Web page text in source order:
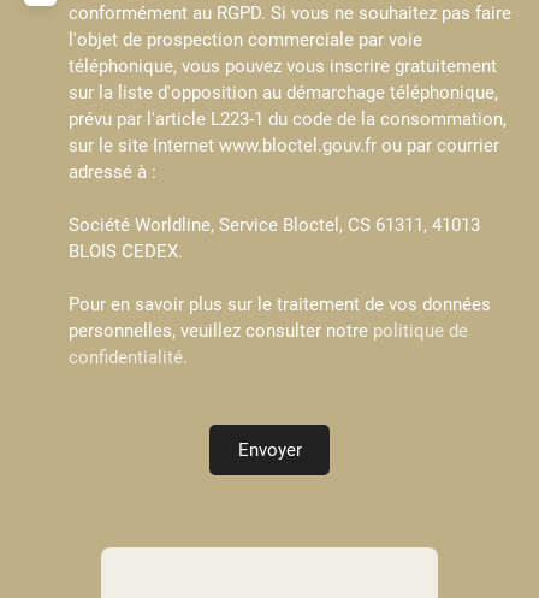
conformément au RGPD. Si vous ne souhaitez pas faire
l'objet de prospection commerciale par voie
téléphonique, vous pouvez vous inscrire gratuitement
sur la liste d'opposition au démarchage téléphonique,
prévu par l'article L223-1 du code de la consommation,
sur le site Internet www.bloctel.gouv.fr ou par courrier
adressé à :
Société Worldline, Service Bloctel, CS 61311, 41013
BLOIS CEDEX.
Pour en savoir plus sur le traitement de vos données
personnelles, veuillez consulter notre politique de
confidentialité.
Envoyer